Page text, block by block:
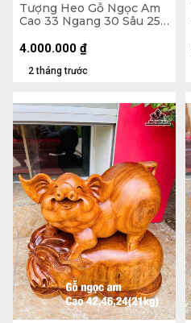
Tượng Heo Gỗ Ngọc Am
Cao 33 Ngang 30 Sâu 25
2 tháng trước
4.000.000 ₫